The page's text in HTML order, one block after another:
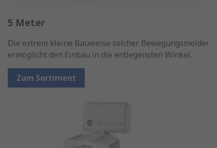
5 Meter
Die extrem kleine Bauweise solcher Bewegungsmelder
ermöglicht den Einbau in die entlegensten Winkel.
Zum Sortiment